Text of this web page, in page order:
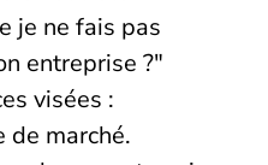
je ne fais pas
entreprise ?"
visées :
de marché.